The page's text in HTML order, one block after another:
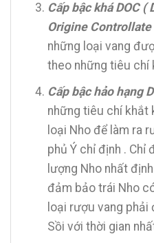
Cấp bậc khá DOC
Origine Controllate
những loại vang
theo những tiêu chí
Cấp bậc hảo hạng
những tiêu chí khắt
loại Nho để làm ra
phủ Ý chỉ định .
lượng Nho nhất
đảm bảo trái Nho
loại rượu vang
Sồi với thời gian